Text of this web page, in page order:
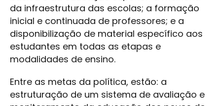
da infraestrutura das escolas; a formação
inicial e continuada de professores; e a
disponibilização de material específico aos
estudantes em todas as etapas e
modalidades de ensino.
Entre as metas da política, estão: a
estruturação de um sistema de avaliação e